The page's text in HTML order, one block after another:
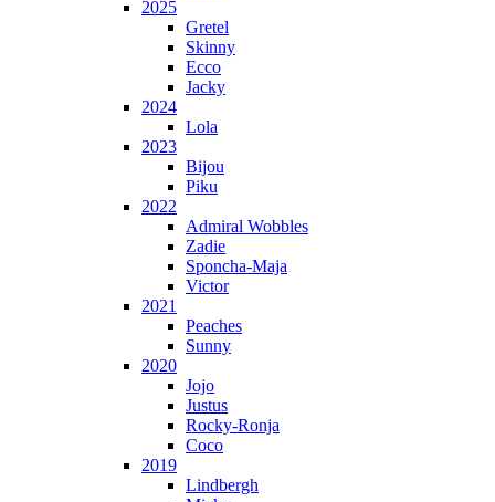
2025
Gretel
Skinny
Ecco
Jacky
2024
Lola
2023
Bijou
Piku
2022
Admiral Wobbles
Zadie
Sponcha-Maja
Victor
2021
Peaches
Sunny
2020
Jojo
Justus
Rocky-Ronja
Coco
2019
Lindbergh